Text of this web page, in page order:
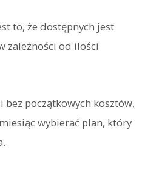
to, że dostępnych jest
zależności od ilości
bez początkowych kosztów,
wybierać plan, który